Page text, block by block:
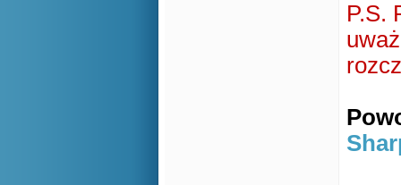
P.S.